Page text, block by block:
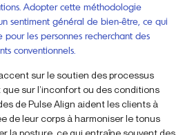
Adopter cette méthodologie
sentiment général de bien-être, ce qui
les personnes recherchant des
conventionnels.
sur le soutien des processus
sur l’inconfort ou des conditions
de Pulse Align aident les clients à
de leur corps à harmoniser le tonus
la posture, ce qui entraîne souvent des